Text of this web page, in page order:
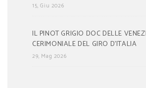
15, Giu 2026
IL PINOT GRIGIO DOC DELLE
CERIMONIALE DEL GIRO D’ITALIA
29, Mag 2026